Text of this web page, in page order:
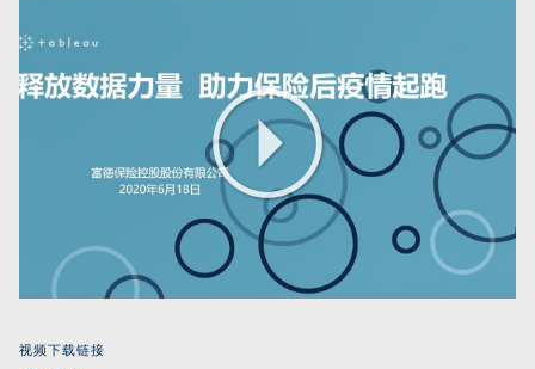
Play
Video
视频下载链接